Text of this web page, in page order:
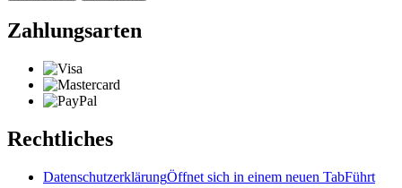
Zahlungsarten
Rechtliches
DatenschutzerklärungÖffnet sich in einem neuen TabFührt